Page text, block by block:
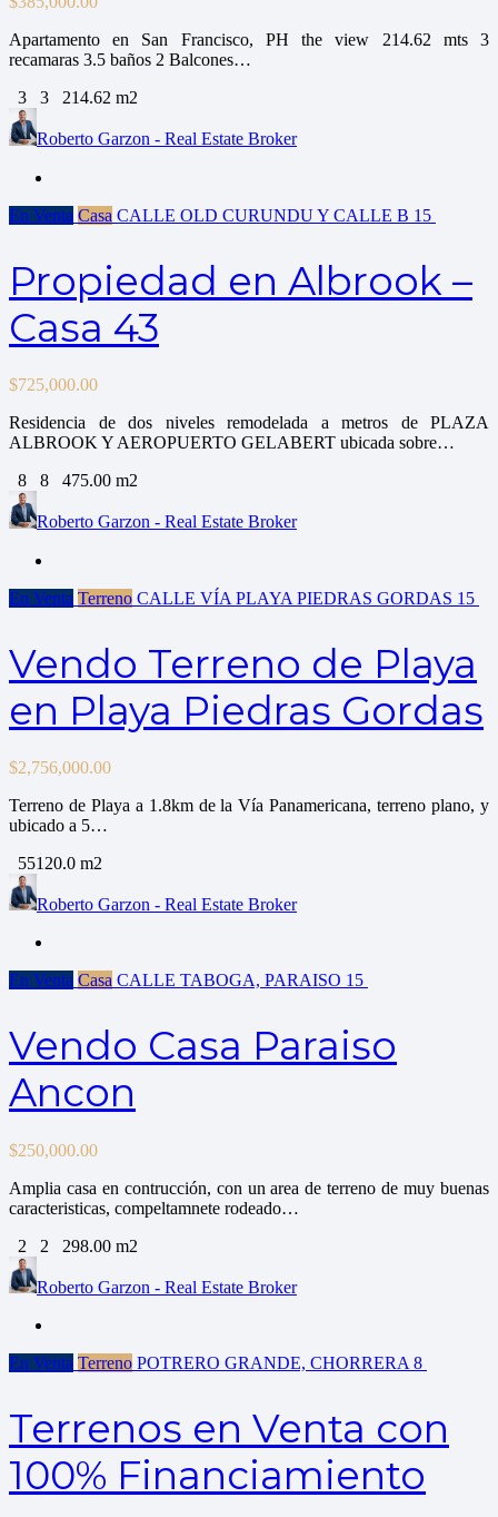
Apartamento en San Francisco, PH the view 214.62 mts 3
recamaras 3.5 baños 2 Balcones…
3
3 214.62 m2
Roberto Garzon - Real Estate Broker
En Venta Casa CALLE OLD CURUNDU Y CALLE B 15
Propiedad en Albrook –
Casa 43
$725,000.00
Residencia de dos niveles remodelada a metros de PLAZA
ALBROOK Y AEROPUERTO GELABERT ubicada sobre…
8
8 475.00 m2
Roberto Garzon - Real Estate Broker
En Venta Terreno CALLE VÍA PLAYA PIEDRAS GORDAS 15
Vendo Terreno de Playa
en Playa Piedras Gordas
$2,756,000.00
Terreno de Playa a 1.8km de la Vía Panamericana, terreno plano, y
ubicado a 5…
55120.0 m2
Roberto Garzon - Real Estate Broker
En Venta Casa CALLE TABOGA, PARAISO 15
Vendo Casa Paraiso
Ancon
$250,000.00
Amplia casa en contrucción, con un area de terreno de muy buenas
caracteristicas, compeltamnete rodeado…
2
2 298.00 m2
Roberto Garzon - Real Estate Broker
En Venta Terreno POTRERO GRANDE, CHORRERA 8
Terrenos en Venta con
100% Financiamiento